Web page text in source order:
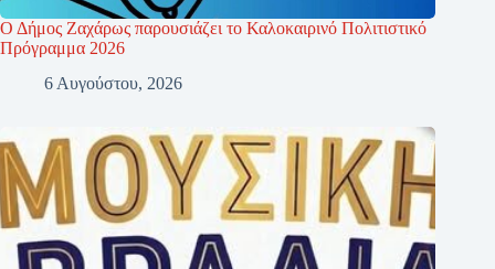
Ο Δήμος Ζαχάρως παρουσιάζει το Καλοκαιρινό Πολιτιστικό
Πρόγραμμα 2026
6 Αυγούστου, 2026